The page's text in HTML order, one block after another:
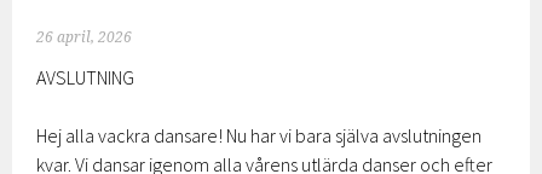
26 april, 2026
AVSLUTNING
Hej alla vackra dansare! Nu har vi bara själva avslutningen
kvar. Vi dansar igenom alla vårens utlärda danser och efter